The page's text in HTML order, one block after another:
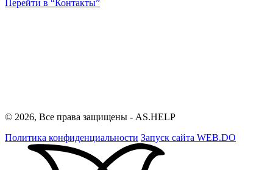
Перейти в “Контакты”
© 2026, Все права защищены - AS.HELP
Политика конфиденциальности Запуск сайта WEB.DO